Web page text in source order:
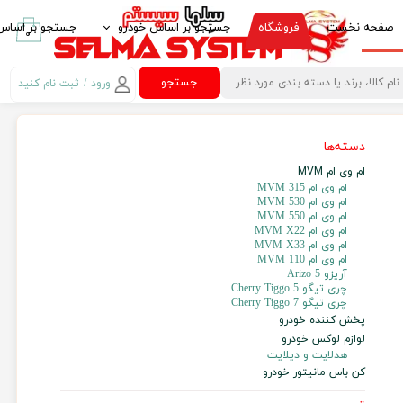
جستجو ورود / ثبت نام کنید
۰ صفحه نخست فروشگاه جستجو بر اساس خودرو
ایرانخودرو IKCO
جستجو بر
پخش کننده
دسته‌ها
ام وی ام MVM
ام وی ام 315 MVM
ام وی ام 530 MVM
ام وی ام 550 MVM
ام وی ام MVM X22
ام وی ام MVM X33
ام وی ام 110 MVM
آریزو 5 Arizo
چری تیگو Cherry Tiggo 5
چری تیگو Cherry Tiggo 7
پخش کننده خودرو
لوازم لوکس خودرو
هدلایت و دیلایت
کن باس مانیتور خودرو